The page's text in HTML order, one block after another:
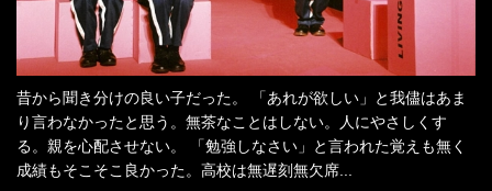
昔から聞き分けの良い子だった。 「あれが欲しい」と我儘はあま
り言わなかったと思う。無茶なことはしない。人にやさしくす
る。親を心配させない。 「勉強しなさい」と言われた覚えも無く
成績もそこそこ良かった。高校は無遅刻無欠席...